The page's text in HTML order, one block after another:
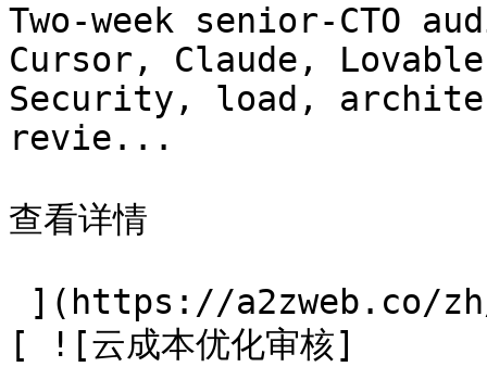
Two-week senior-CTO
Cursor, Claude,
Security, load,
revie...
查看详情
[ ![云成本优化审核]